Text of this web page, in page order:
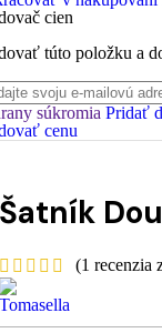
cien
túto položku a
súkromia Pridať
cenu
Šatník
(1 recenzia